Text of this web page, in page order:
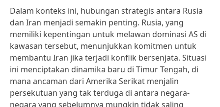
Dalam konteks ini, hubungan strategis antara Rusia
dan Iran menjadi semakin penting. Rusia, yang
memiliki kepentingan untuk melawan dominasi AS di
kawasan tersebut, menunjukkan komitmen untuk
membantu Iran jika terjadi konflik bersenjata. Situasi
ini menciptakan dinamika baru di Timur Tengah, di
mana ancaman dari Amerika Serikat menjalin
persekutuan yang tak terduga di antara negara-
negara yang sebelumnya mungkin tidak saling